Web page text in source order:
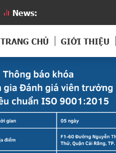
News:
TRANG CHỦ GIỚI THIỆU